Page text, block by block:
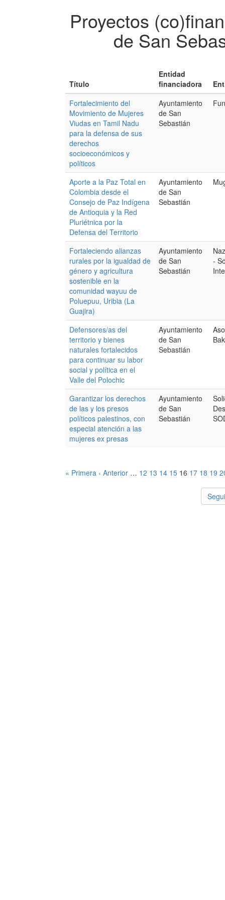
Proyectos
de San
Título
Entidad
financiadora
Fortalecimiento del
Movimiento de Mujeres
Viudas en Tamil Nadu
para la defensa de sus
derechos
socioeconómicos y
políticos
Ayuntamiento
de San
Sebastián
Aporte a la Paz Total en
Colombia desde el
Consejo de Paz Indígena
de Antioquia y la Red
Pluriétnica por la
Defensa del Territorio
Ayuntamiento
de San
Sebastián
Fortaleciendo alianzas
rurales por la igualdad de
género y agricultura
sostenible en la
comunidad wayuu de
Poluepuu, Uribia (La
Guajira)
Ayuntamiento
de San
Sebastián
-
Defensores/as del
territorio y bienes
naturales fortalecidos
para continuar su labor
social y política en el
Valle del Polochic
Ayuntamiento
de San
Sebastián
Garantizar los derechos
de las y los presos
políticos palestinos, con
especial atención a las
mujeres ex presas
Ayuntamiento
de San
Sebastián
« Primera ‹ Anterior … 12 13 14 15 16 17 18 19